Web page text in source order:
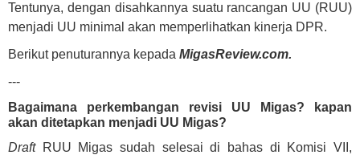
Tentunya, dengan disahkannya suatu rancangan UU (RUU)
menjadi UU minimal akan memperlihatkan kinerja DPR.
Berikut penuturannya kepada MigasReview.com.
---
Bagaimana perkembangan revisi UU Migas? kapan
akan ditetapkan menjadi UU Migas?
DraftRUU Migas sudah selesai di bahas di Komisi VII,